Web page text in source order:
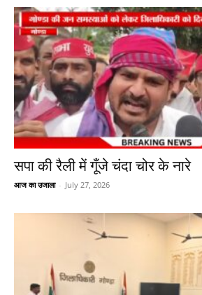
सपा की रैली में गूँजे चंदा चोर के नारे
आज का उजाला - July 27, 2026